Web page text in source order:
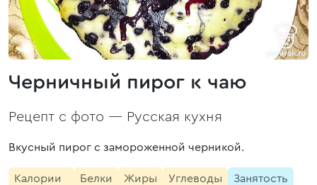
Черничный пирог к чаю
Рецепт с фото — Русская кухня
Вкусный пирог с замороженной черникой.
Калории
Белки
Жиры
Углеводы
Занятость